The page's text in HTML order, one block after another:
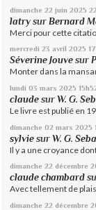
dimanche 22 juin 2025
latry surBernard
Merci pour cette
mercredi 23 avril 2025
Séverine Jouve sur
Monter dans la
lundi 03 mars 2025
claude surW. G.
Le livre est publié en
dimanche 02 mars 2025
sylvie surW. G.
Il y a une croyance
dimanche 22 décembre
claude chambard
Avec tellement de
dimanche 22 décembre